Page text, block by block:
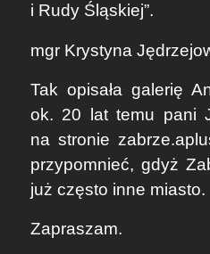
i Rudy Śląskiej”.
mgr Krystyna
Tak opisała galerię
ok. 20 lat temu pani
na stronie
przypomnieć, gdyż
już często inne miasto.
Zapraszam.